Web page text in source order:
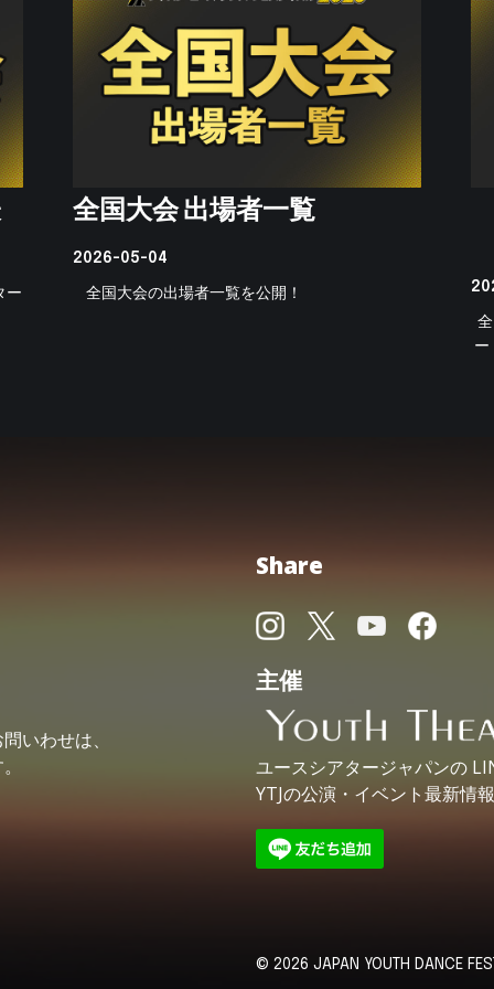
ー
全国大会 出場者一覧
2026-05-04
全国大会の出場者一覧を公開！
いわせは、
Share
主催
ユースシアタージャパンの
YTJの公演・イベント最新情
© 2026 JAPAN YOUTH DANCE